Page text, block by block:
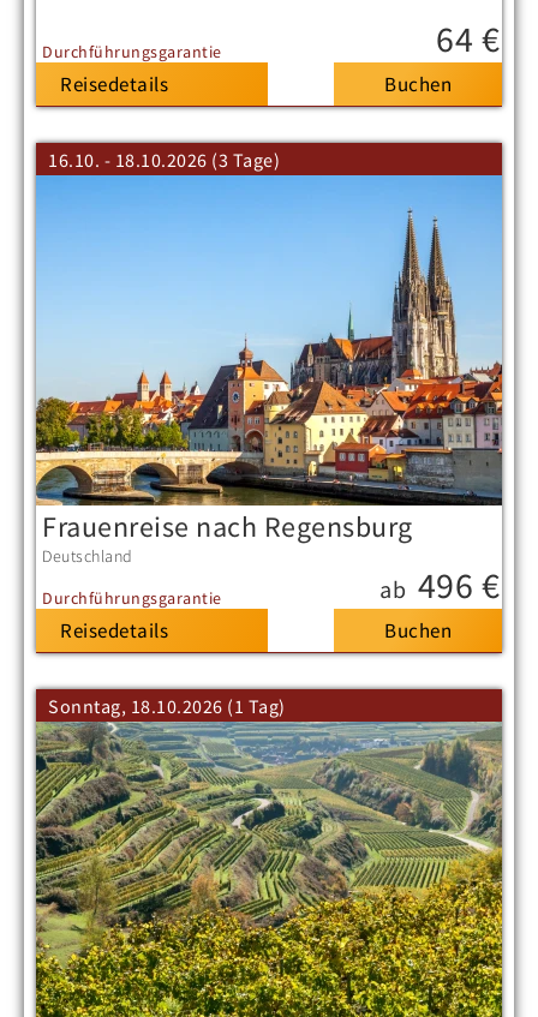
Durchführungsgarantie 64 €
Reisedetails
16.10. - 18.10.2026 (3 Tage)
Frauenreise nach Regensburg
Deutschland
Durchführungsgarantie
ab 496 €
Reisedetails
Sonntag, 18.10.2026 (1 Tag)